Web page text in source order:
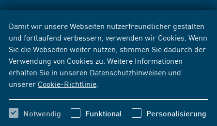
Damit wir unsere Webseiten nutzerfreundlicher gestalten
und fortlaufend verbessern, verwenden wir Cookies. Wenn
Sie die Webseiten weiter nutzen, stimmen Sie dadurch der
Verwendung von Cookies zu. Weitere Informationen
erhalten Sie in unseren Datenschutzhinweisen und
unserer Cookie-Richtlinie
Notwendig Funktional Personalisierung